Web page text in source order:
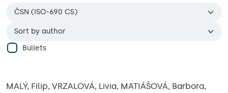
Bullets
MALÝ, Filip, VRZALOVÁ, Livia, MATIÁŠOVÁ, Barbora,